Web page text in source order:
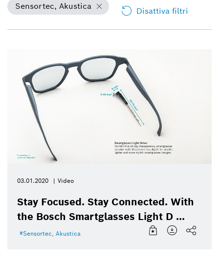
Sensortec, Akustica Disattiva filtri
03.01.2020 Video
Stay Focused. Stay Connected. With
the Bosch Smartglasses Light D ...
Sensortec, Akustica